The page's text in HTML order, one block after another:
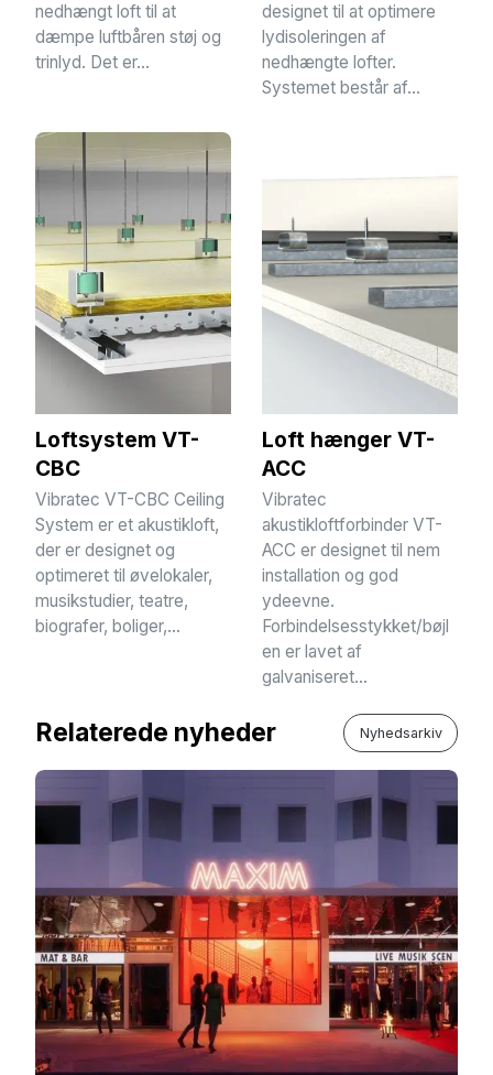
nedhængt loft til at
dæmpe luftbåren støj og
trinlyd. Det er...
designet til at optimere
lydisoleringen af
nedhængte lofter.
Systemet består af...
Loftsystem VT-
CBC
Vibratec VT-CBC Ceiling
System er et akustikloft,
der er designet og
optimeret til øvelokaler,
musikstudier, teatre,
biografer, boliger,...
Loft hænger VT-
ACC
Vibratec
akustikloftforbinder VT-
ACC er designet til nem
installation og god
ydeevne.
Forbindelsesstykket/bøjl
en er lavet af
galvaniseret...
Relaterede nyheder Nyhedsarkiv